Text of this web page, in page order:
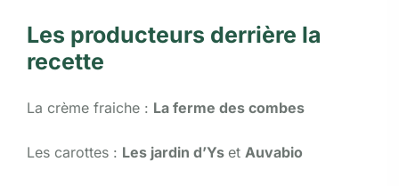
Les producteurs derrière la
recette
La crème fraiche : La ferme des combes
Les carottes : Les jardin d’Ys et Auvabio